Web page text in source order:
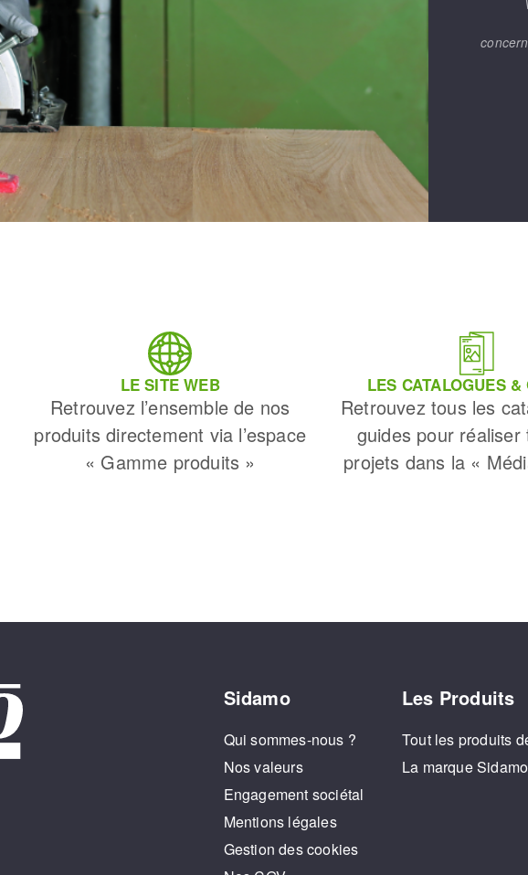
LE SITE WEB
Retrouvez l’ensemble de nos
produits directement via l’espace
« Gamme produits »
LES CATALOGUES &
Retrouvez tous les
guides pour réaliser
projets dans la «
Sidamo
Qui sommes-nous ?
Nos valeurs
Engagement sociétal
Mentions légales
Gestion des cookies
Les Produits
Tout les produits
La marque Sidamo